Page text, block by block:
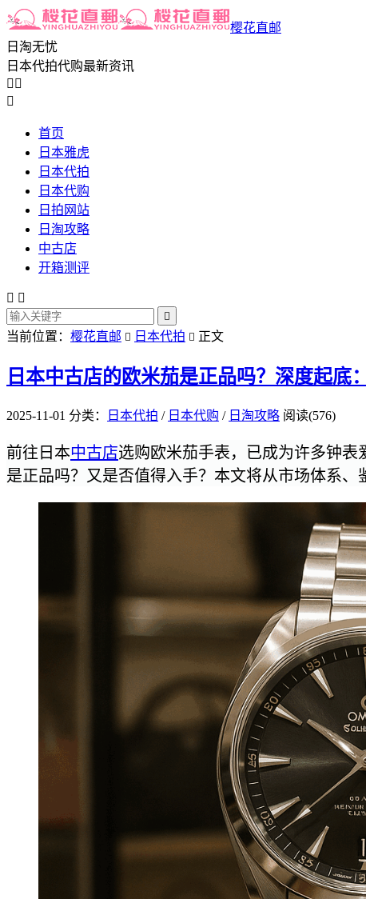
樱花直邮
日淘无忧
日本代拍代购最新资讯
 

首页
日本雅虎
日本代拍
日本代购
日拍网站
日淘攻略
中古店
开箱测评
 

当前位置： 樱花直邮  日本代拍  正文
日本中古店的欧米茄是正品吗？深度起底
2025-11-01 分类： 日本代拍 / 日本代购 / 日淘攻略 阅读(576)
前往日本中古店选购欧米茄手表，已成为许多钟
是正品吗？又是否值得入手？本文将从市场体系、